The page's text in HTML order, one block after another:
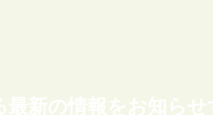
最新の情報をお知ら